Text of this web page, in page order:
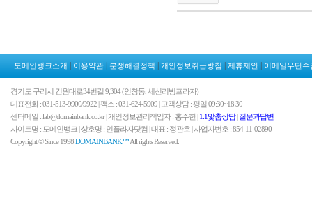
도메인뱅크소개 이용약관 분쟁해결정책 개인정보취급방침 제휴제안 이메일무단수
경기도 구리시 건원대로34번길 9,304 (인창동, 세신리빙프라자)
대표전화 : 031-513-9900/9922 | 팩스 : 031-624-5909 | 고객상담 : 평일 09:30~18:30
센터메일 : lab@domainbank.co.kr | 개인정보관리책임자 : 홍주한 |1:1맟춤상담|질문과답변
사이트명 : 도메인뱅크 | 상호명 : 인플라자닷컴 | 대표 : 정관호 | 사업자번호 : 854-11-02890
Copyright © Since 1998DOMAINBANK™All rights Reserved.